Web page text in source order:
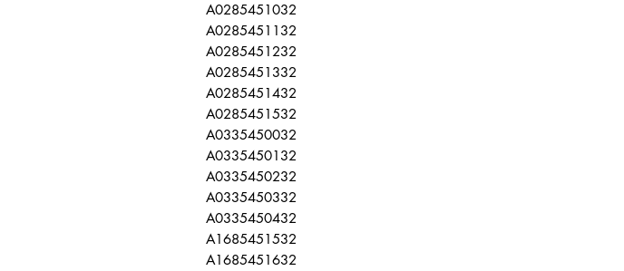
A0285451032
A0285451132
A0285451232
A0285451332
A0285451432
A0285451532
A0335450032
A0335450132
A0335450232
A0335450332
A0335450432
A1685451532
A1685451632